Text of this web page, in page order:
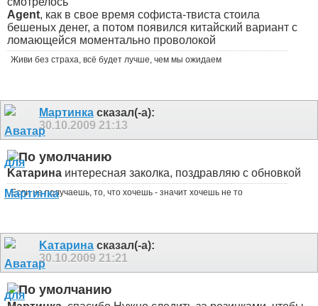
Agent, как в свое время софиста-твиста стоила
бешеных денег, а потом появился китайский вариант с
ломающейся моментально проволокой
Живи без страха, всё будет лучше, чем мы ожидаем
Мартинка сказал(-а):
30.10.2009 21:13
Kатарина интересная заколка, поздравляю с обновкой
Если не получаешь, то, что хочешь - значит хочешь не то
Kатарина сказал(-а):
30.10.2009 21:21